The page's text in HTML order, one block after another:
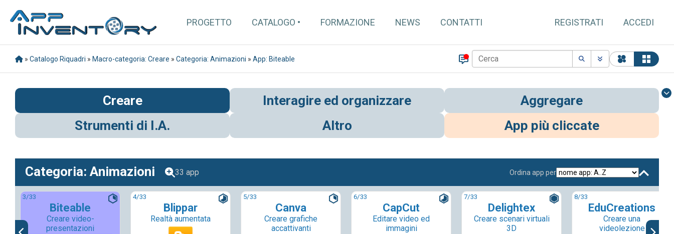
PROGETTO CATALOGO FORMAZIONE NEWS CONTATTI REGISTRATI ACCEDI
» Catalogo Riquadri » Macro-categoria: Creare » Categoria: Animazioni » App: Biteable
Creare Interagire ed organizzare
Aggregare
Strumenti di I.A.
Altro App più cliccate
Categoria: Animazioni 33 app Ordina app per
3/33
Biteable
Creare video-
presentazioni
4/33
Blippar
Realtà aumentata
5/33
Canva
Creare grafiche
accattivanti
6/33
CapCut
Editare video ed
immagini
7/33
Delightex
Creare scenari virtuali
3D
8/33
EduCreations
Creare una
videolezione